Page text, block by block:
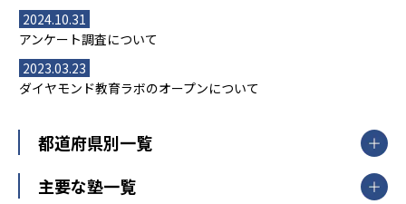
2024.10.31
アンケート調査について
2023.03.23
ダイヤモンド教育ラボのオープンについて
都道府県別一覧
北海道・東北
主要な塾一覧